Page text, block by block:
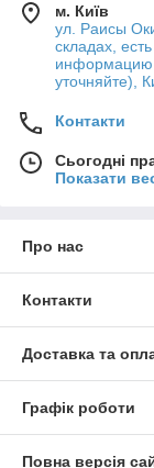
м. Київ
ул. Раисы
складах,
информацию
уточняйте),
Контакти
Сьогодні
Показати
Про нас
Контакти
Доставка та
Графік роботи
Повна версія